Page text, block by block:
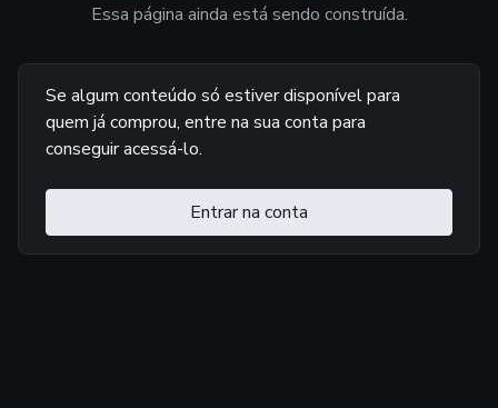
Essa página ainda está sendo construída.
Se algum conteúdo só estiver disponível para
quem já comprou, entre na sua conta para
conseguir acessá-lo.
Entrar na conta